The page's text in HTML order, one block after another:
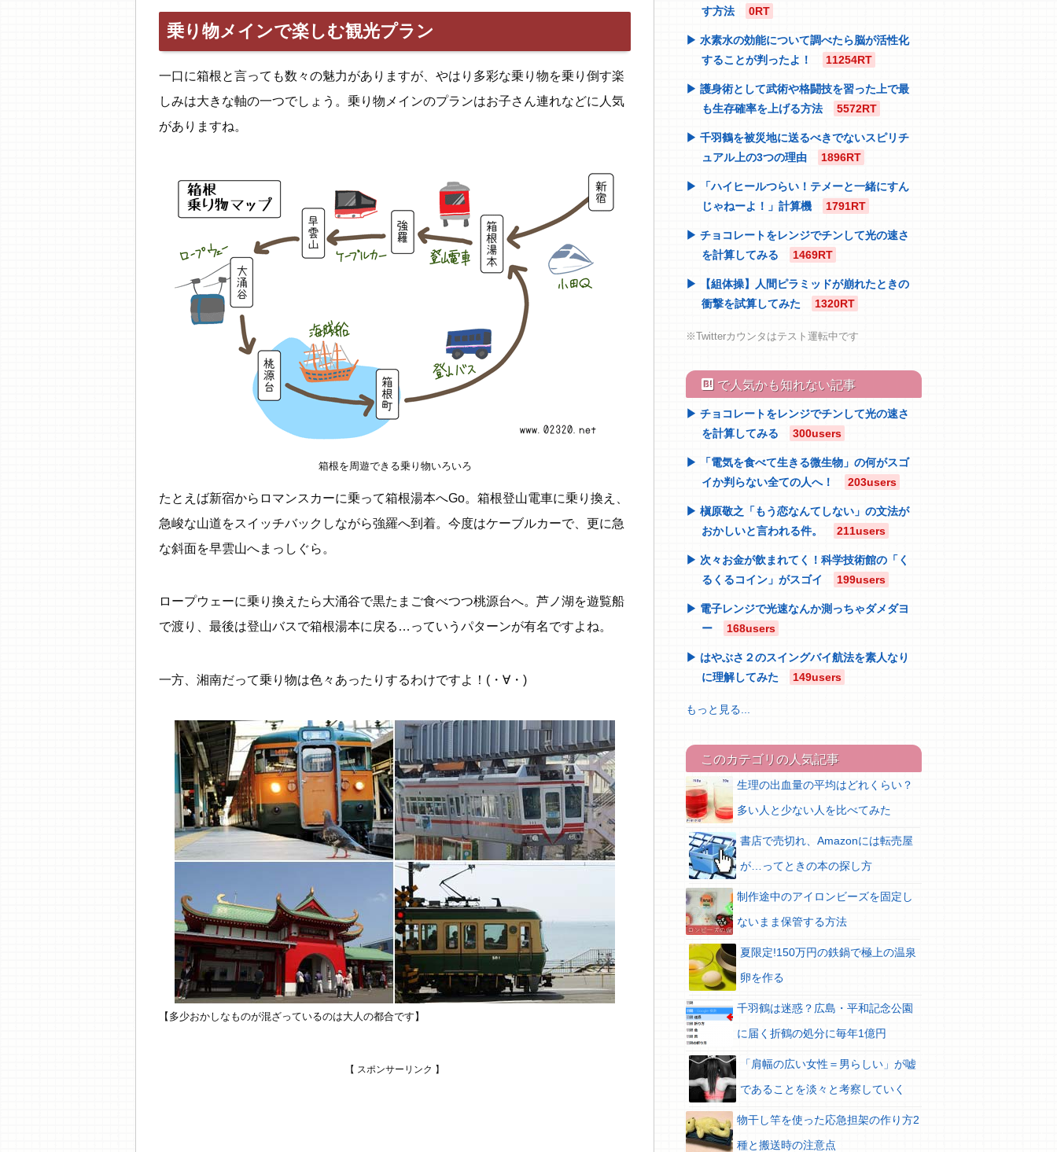
乗り物メインで楽しむ観光プラン
一口に箱根と言っても数々の魅力がありますが、やはり多彩な乗り物を乗り倒す楽
しみは大きな軸の一つでしょう。乗り物メインのプランはお子さん連れなどに人気
がありますね。
箱根を周遊できる乗り物いろいろ
たとえば新宿からロマンスカーに乗って箱根湯本へGo。箱根登山電車に乗り換え、
急峻な山道をスイッチバックしながら強羅へ到着。今度はケーブルカーで、更に急
な斜面を早雲山へまっしぐら。
ロープウェーに乗り換えたら大涌谷で黒たまご食べつつ桃源台へ。芦ノ湖を遊覧船
で渡り、最後は登山バスで箱根湯本に戻る…っていうパターンが有名ですよね。
一方、湘南だって乗り物は色々あったりするわけですよ！(・∀・)
【多少おかしなものが混ざっているのは大人の都合です】
す方法
0RT
水素水の効能について調べたら脳が活性化
することが判ったよ！
11254RT
護身術として武術や格闘技を習った上で最
も生存確率を上げる方法
5572RT
千羽鶴を被災地に送るべきでないスピリチ
ュアル上の3つの理由
1896RT
「ハイヒールつらい！テメーと一緒にすん
じゃねーよ！」計算機
1791RT
チョコレートをレンジでチンして光の速さ
を計算してみる
1469RT
【組体操】人間ピラミッドが崩れたときの
衝撃を試算してみた
1320RT
※Twitterカウンタはテスト運転中です
hatebu で人気かも知れない記事
チョコレートをレンジでチンして光の速さ
を計算してみる
300users
「電気を食べて生きる微生物」の何がスゴ
イか判らない全ての人へ！
203users
槇原敬之「もう恋なんてしない」の文法が
おかしいと言われる件。
211users
次々お金が飲まれてく！科学技術館の「く
るくるコイン」がスゴイ
199users
電子レンジで光速なんか測っちゃダメダヨ
ー
168users
はやぶさ２のスイングバイ航法を素人なり
に理解してみた
149users
もっと見る...
このカテゴリの人気記事
生理の出血量の平均はどれくらい？
多い人と少ない人を比べてみた
書店で売切れ、Amazonには転売屋
が…ってときの本の探し方
制作途中のアイロンビーズを固定し
ないまま保管する方法
夏限定!150万円の鉄鍋で極上の温泉
卵を作る
千羽鶴は迷惑？広島・平和記念公園
に届く折鶴の処分に毎年1億円
「肩幅の広い女性＝男らしい」が嘘
であることを淡々と考察していく
物干し竿を使った応急担架の作り方2
種と搬送時の注意点